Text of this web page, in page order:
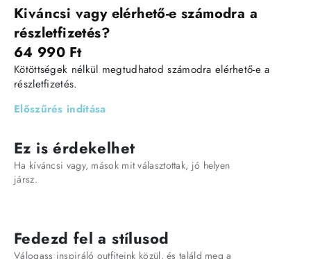
Kiváncsi vagy elérhető-e számodra a
részletfizetés?
64 990 Ft
Kötöttségek nélkül megtudhatod számodra elérhető-e a
részletfizetés.
Előszűrés indítása
Ez is érdekelhet
Ha kíváncsi vagy, mások mit választottak, jó helyen
jársz.
Fedezd fel a stílusod
Válogass inspiráló outfiteink közül, és találd meg a